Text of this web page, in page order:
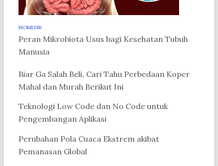
BIOMEDIK
Peran Mikrobiota Usus bagi Kesehatan Tubuh
Manusia
Biar Ga Salah Beli, Cari Tahu Perbedaan Koper
Mahal dan Murah Berikut Ini
Teknologi Low Code dan No Code untuk
Pengembangan Aplikasi
Perubahan Pola Cuaca Ekstrem akibat
Pemanasan Global